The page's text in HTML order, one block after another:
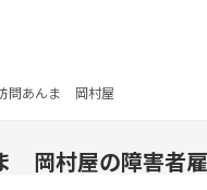
問あんま 岡村屋
岡村屋の障害者